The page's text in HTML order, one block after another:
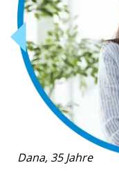
Dana, 35 Jahre